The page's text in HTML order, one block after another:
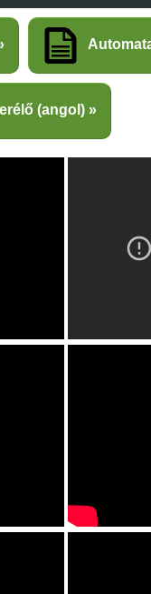
(angol)